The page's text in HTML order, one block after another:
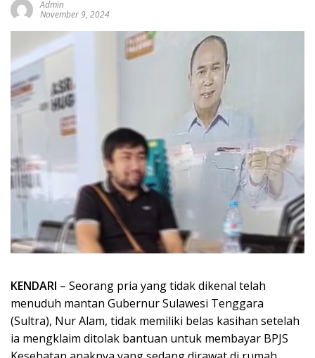
Admin
November 9, 2024
KENDARI – Seorang pria yang tidak dikenal telah
menuduh mantan Gubernur Sulawesi Tenggara
(Sultra), Nur Alam, tidak memiliki belas kasihan setelah
ia mengklaim ditolak bantuan untuk membayar BPJS